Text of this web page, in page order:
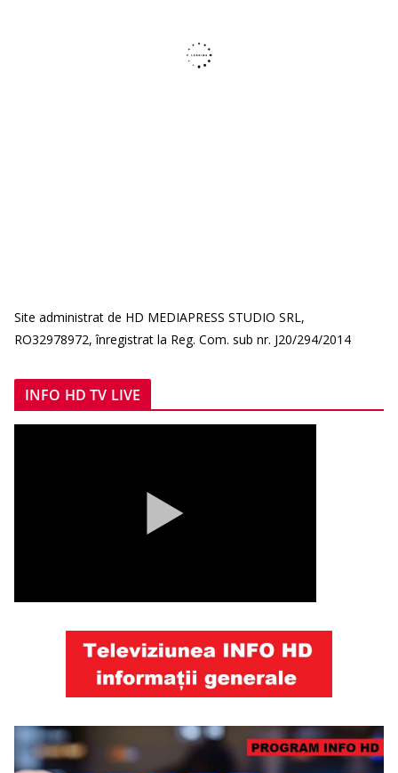
Site administrat de HD MEDIAPRESS STUDIO SRL,
RO32978972, înregistrat la Reg. Com. sub nr. J20/294/2014
INFO HD TV LIVE